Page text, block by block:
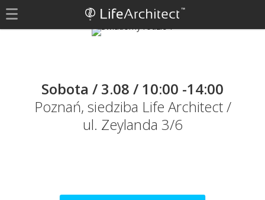
Sobota / 3.08 / 10:00 -14:00
Poznań, siedziba Life Architect /
ul. Zeylanda 3/6